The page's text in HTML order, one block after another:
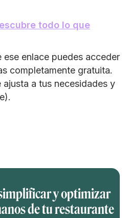
y optimizar
de tu restaurante
todo lo que
ese enlace puedes acceder
completamente gratuita.
a tus necesidades y